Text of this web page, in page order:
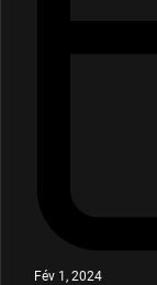
Fév 1, 2024